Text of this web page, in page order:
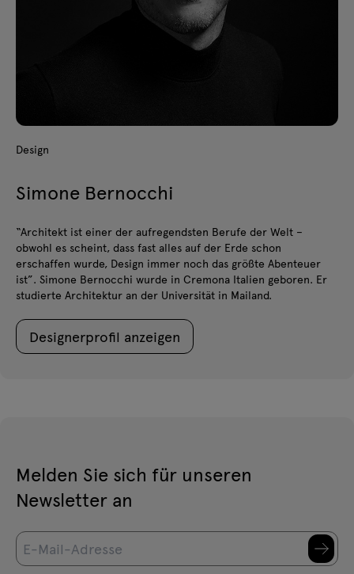
Design
Simone Bernocchi
“Architekt ist einer der aufregendsten Berufe der Welt –
obwohl es scheint, dass fast alles auf der Erde schon
erschaffen wurde, Design immer noch das größte Abenteuer
ist”. Simone Bernocchi wurde in Cremona Italien geboren. Er
studierte Architektur an der Universität in Mailand.
Designerprofil anzeigen
Melden Sie sich für unseren
Newsletter an